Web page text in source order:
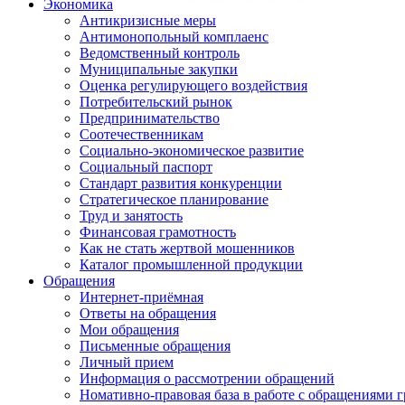
Экономика
Антикризисные меры
Антимонопольный комплаенс
Ведомственный контроль
Муниципальные закупки
Оценка регулирующего воздействия
Потребительский рынок
Предпринимательство
Соотечественникам
Социально-экономическое развитие
Социальный паспорт
Стандарт развития конкуренции
Стратегическое планирование
Труд и занятость
Финансовая грамотность
Как не стать жертвой мошенников
Каталог промышленной продукции
Обращения
Интернет-приёмная
Ответы на обращения
Мои обращения
Письменные обращения
Личный прием
Информация о рассмотрении обращений
Номативно-правовая база в работе с обращениями